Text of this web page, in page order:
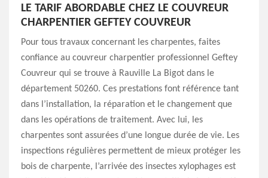
LE TARIF ABORDABLE CHEZ LE COUVREUR
CHARPENTIER GEFTEY COUVREUR
Pour tous travaux concernant les charpentes, faites
confiance au couvreur charpentier professionnel Geftey
Couvreur qui se trouve à Rauville La Bigot dans le
département 50260. Ces prestations font référence tant
dans l’installation, la réparation et le changement que
dans les opérations de traitement. Avec lui, les
charpentes sont assurées d’une longue durée de vie. Les
inspections régulières permettent de mieux protéger les
bois de charpente, l’arrivée des insectes xylophages est